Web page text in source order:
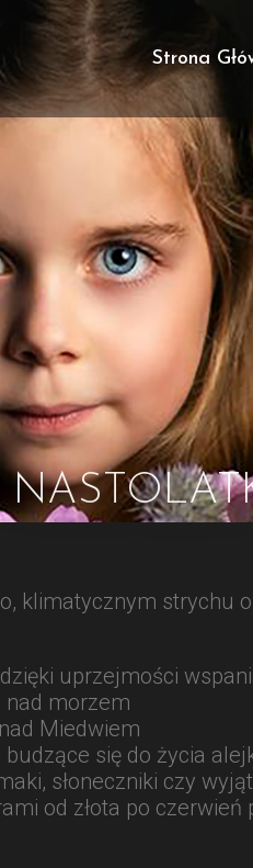
Strona
klimatycznym strychu
uprzejmości
nad morzem
Miedwiem
się do życia
słoneczniki czy
od złota po czerwień